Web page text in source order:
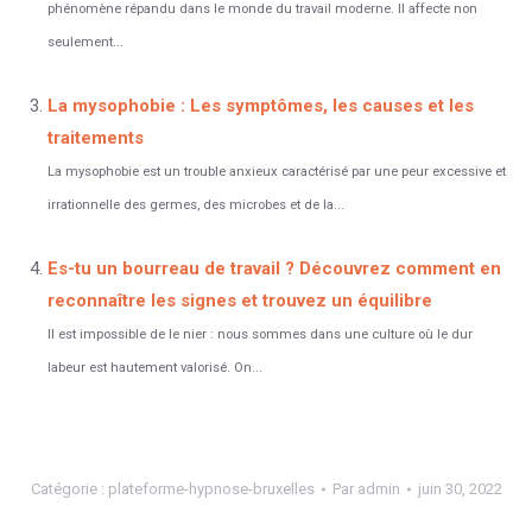
phénomène répandu dans le monde du travail moderne. Il affecte non
seulement...
La mysophobie : Les symptômes, les causes et les
traitements
La mysophobie est un trouble anxieux caractérisé par une peur excessive et
irrationnelle des germes, des microbes et de la...
Es-tu un bourreau de travail ? Découvrez comment en
reconnaître les signes et trouvez un équilibre
Il est impossible de le nier : nous sommes dans une culture où le dur
labeur est hautement valorisé. On...
Catégorie : plateforme-hypnose-bruxelles Par admin juin 30, 2022